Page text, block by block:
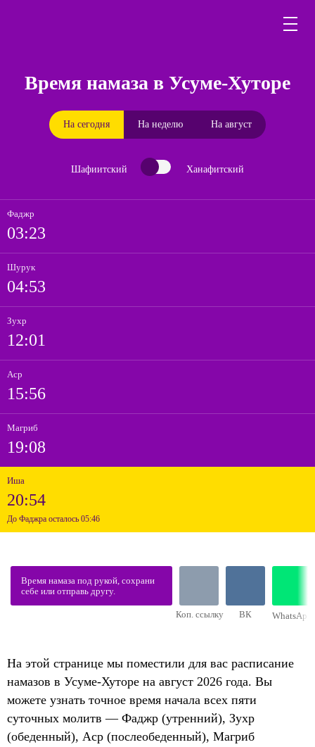
Время намаза в Усуме-Хуторе
На сегодня На неделю На август
Шафиитский Ханафитский
Фаджр
03:23
Шурук
04:53
Зухр
12:01
Аср
15:56
Магриб
19:08
Иша
20:54
До Фаджра осталось 05:46
Время намаза под рукой, сохрани
себе или отправь другу.
Коп. ссылку ВК WhatsApp
На этой странице мы поместили для вас расписание
намазов в Усуме-Хуторе на август 2026 года. Вы
можете узнать точное время начала всех пяти
суточных молитв — Фаджр (утренний), Зухр
(обеденный), Аср (послеобеденный), Магриб